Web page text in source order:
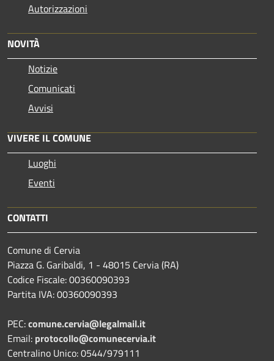
Autorizzazioni
NOVITÀ
Notizie
Comunicati
Avvisi
VIVERE IL COMUNE
Luoghi
Eventi
CONTATTI
Comune di Cervia
Piazza G. Garibaldi, 1 - 48015 Cervia (RA)
Codice Fiscale: 00360090393
Partita IVA: 00360090393
PEC:comune.cervia@legalmail.it
Email: protocollo@comunecervia.it
Centralino Unico: 0544/979111